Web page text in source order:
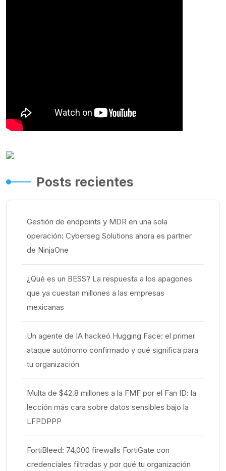
Posts recientes
Gestión de endpoints y MDR en una sola
operación: Cyberseg Solutions ahora es partner
de NinjaOne
¿Qué es un BESS? La respuesta a los apagones
que ya cuestan millones a las empresas
mexicanas
Un agente de IA hackeó Hugging Face: el primer
ataque autónomo confirmado y qué significa para
tu organización
Multa de $42.8 millones a la FMF por el Fan ID: la
lección más cara sobre datos sensibles bajo la
LFPDPPP
FortiBleed: 74,000 firewalls FortiGate con
credenciales filtradas y por qué tu organización